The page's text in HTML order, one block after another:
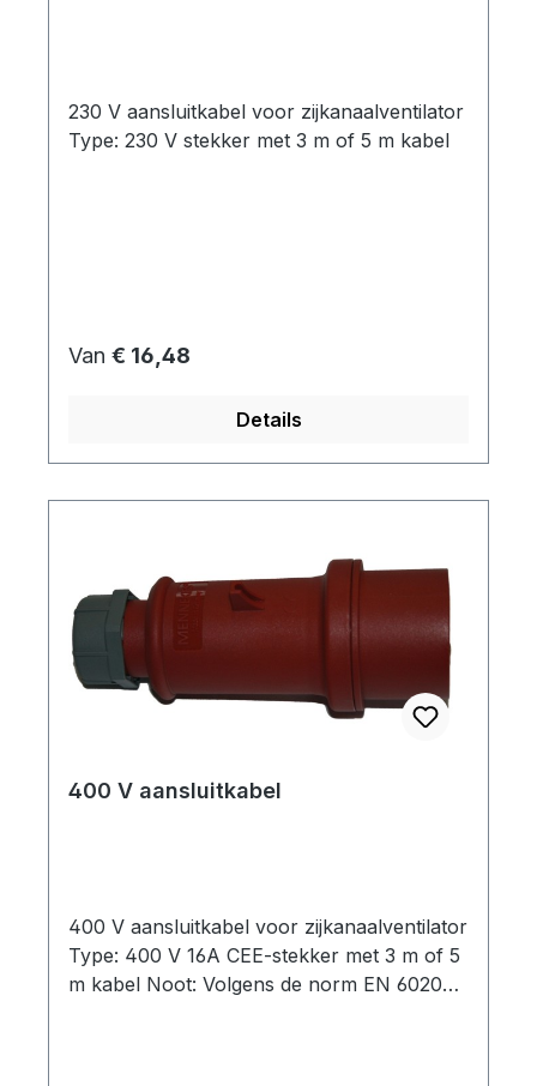
230 V aansluitkabel voor zijkanaalventilator
Normale prijs:
Van € 16,48
Details
400 V aansluitkabel
400 V aansluitkabel voor zijkanaalventilator
Type: 400 V 16A CEE-stekker met 3 m of 5
m kabel Noot: Volgens de norm EN 60204-